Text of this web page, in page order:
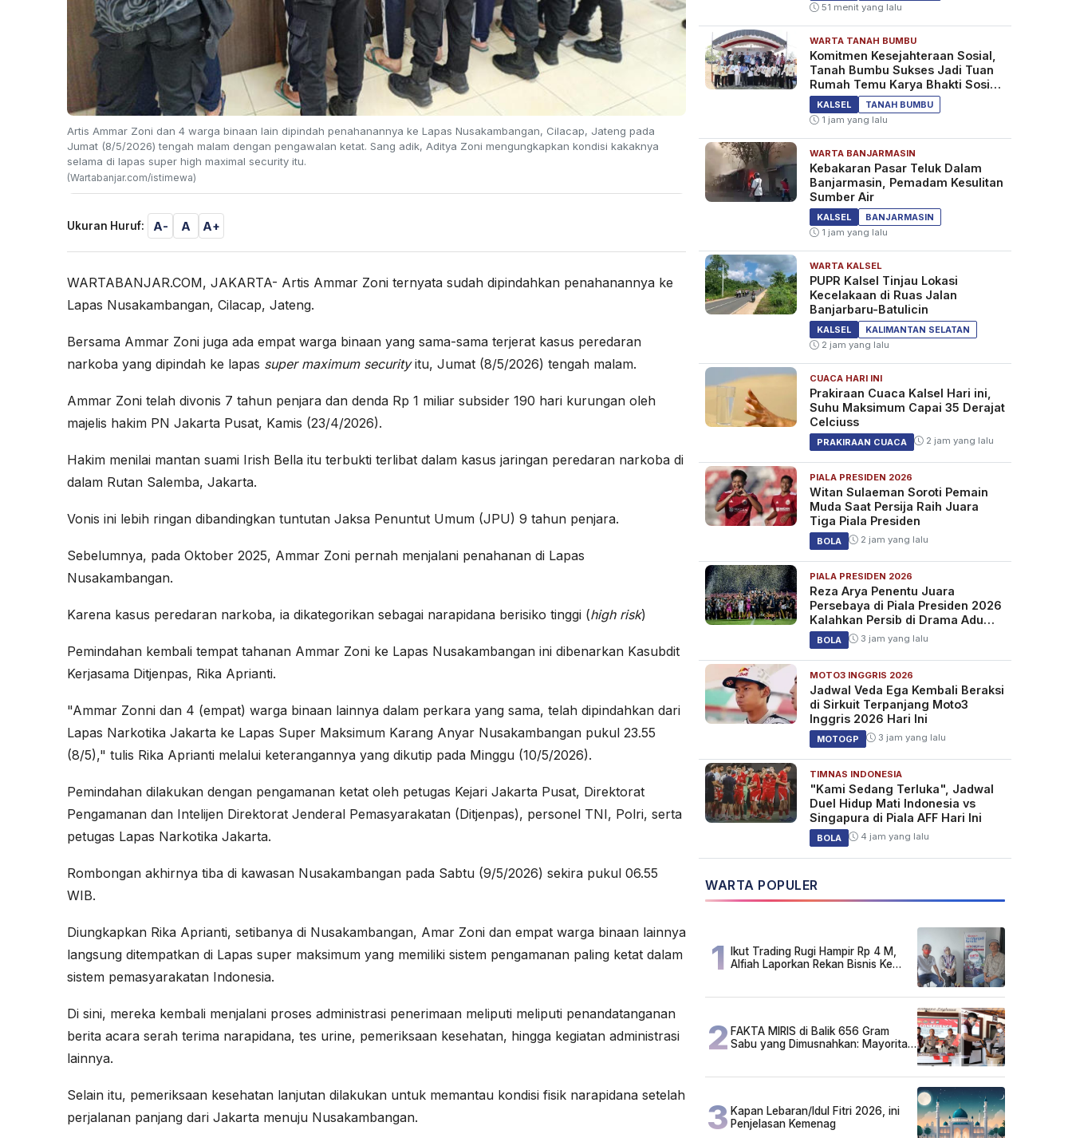
Artis Ammar Zoni dan 4 warga binaan lain dipindah penahanannya ke Lapas Nusakambangan, Cilacap, Jateng pada
Jumat (8/5/2026) tengah malam dengan pengawalan ketat. Sang adik, Aditya Zoni mengungkapkan kondisi kakaknya
selama di lapas super high maximal security itu.
(Wartabanjar.com/istimewa)
Ukuran Huruf: A- A A+
WARTABANJAR.COM, JAKARTA- Artis Ammar Zoni ternyata sudah dipindahkan penahanannya ke
Lapas Nusakambangan, Cilacap, Jateng.
Bersama Ammar Zoni juga ada empat warga binaan yang sama-sama terjerat kasus peredaran
narkoba yang dipindah ke lapas super maximum securityitu, Jumat (8/5/2026) tengah malam.
Ammar Zoni telah divonis 7 tahun penjara dan denda Rp 1 miliar subsider 190 hari kurungan oleh
majelis hakim PN Jakarta Pusat, Kamis (23/4/2026).
Hakim menilai mantan suami Irish Bella itu terbukti terlibat dalam kasus jaringan peredaran narkoba di
dalam Rutan Salemba, Jakarta.
Vonis ini lebih ringan dibandingkan tuntutan Jaksa Penuntut Umum (JPU) 9 tahun penjara.
Sebelumnya, pada Oktober 2025, Ammar Zoni pernah menjalani penahanan di Lapas
Nusakambangan.
Karena kasus peredaran narkoba, ia dikategorikan sebagai narapidana berisiko tinggi (high risk)
Pemindahan kembali tempat tahanan Ammar Zoni ke Lapas Nusakambangan ini dibenarkan Kasubdit
Kerjasama Ditjenpas, Rika Aprianti.
"Ammar Zonni dan 4 (empat) warga binaan lainnya dalam perkara yang sama, telah dipindahkan dari
Lapas Narkotika Jakarta ke Lapas Super Maksimum Karang Anyar Nusakambangan pukul 23.55
(8/5)," tulis Rika Aprianti melalui keterangannya yang dikutip pada Minggu (10/5/2026).
Pemindahan dilakukan dengan pengamanan ketat oleh petugas Kejari Jakarta Pusat, Direktorat
Pengamanan dan Intelijen Direktorat Jenderal Pemasyarakatan (Ditjenpas), personel TNI, Polri, serta
petugas Lapas Narkotika Jakarta.
Rombongan akhirnya tiba di kawasan Nusakambangan pada Sabtu (9/5/2026) sekira pukul 06.55
WIB.
Diungkapkan Rika Aprianti, setibanya di Nusakambangan, Amar Zoni dan empat warga binaan lainnya
langsung ditempatkan di Lapas super maksimum yang memiliki sistem pengamanan paling ketat dalam
sistem pemasyarakatan Indonesia.
Di sini, mereka kembali menjalani proses administrasi penerimaan meliputi meliputi penandatanganan
berita acara serah terima narapidana, tes urine, pemeriksaan kesehatan, hingga kegiatan administrasi
lainnya.
Selain itu, pemeriksaan kesehatan lanjutan dilakukan untuk memantau kondisi fisik narapidana setelah
perjalanan panjang dari Jakarta menuju Nusakambangan.
51 menit yang lalu
WARTA TANAH BUMBU
Komitmen Kesejahteraan Sosial,
Tanah Bumbu Sukses Jadi Tuan
Rumah Temu Karya Bhakti Sosial
PSM Ke-23
KALSEL
TANAH BUMBU
1 jam yang lalu
WARTA BANJARMASIN
Kebakaran Pasar Teluk Dalam
Banjarmasin, Pemadam Kesulitan
Sumber Air
KALSEL
BANJARMASIN
1 jam yang lalu
WARTA KALSEL
PUPR Kalsel Tinjau Lokasi
Kecelakaan di Ruas Jalan
Banjarbaru-Batulicin
KALSEL
KALIMANTAN SELATAN
2 jam yang lalu
CUACA HARI INI
Prakiraan Cuaca Kalsel Hari ini,
Suhu Maksimum Capai 35 Derajat
Celciuss
PRAKIRAAN CUACA 2 jam yang lalu
PIALA PRESIDEN 2026
Witan Sulaeman Soroti Pemain
Muda Saat Persija Raih Juara
Tiga Piala Presiden
BOLA 2 jam yang lalu
PIALA PRESIDEN 2026
Reza Arya Penentu Juara
Persebaya di Piala Presiden 2026
Kalahkan Persib di Drama Adu
Penalti
BOLA 3 jam yang lalu
MOTO3 INGGRIS 2026
Jadwal Veda Ega Kembali Beraksi
di Sirkuit Terpanjang Moto3
Inggris 2026 Hari Ini
MOTOGP 3 jam yang lalu
TIMNAS INDONESIA
"Kami Sedang Terluka", Jadwal
Duel Hidup Mati Indonesia vs
Singapura di Piala AFF Hari Ini
BOLA 4 jam yang lalu
WARTA POPULER
1 Ikut Trading Rugi Hampir Rp 4 M,
Alfiah Laporkan Rekan Bisnis Ke
2 FAKTA MIRIS di Balik 656 Gram
Sabu yang Dimusnahkan: Mayoritas
3 Kapan Lebaran/Idul Fitri 2026, ini
Penjelasan Kemenag